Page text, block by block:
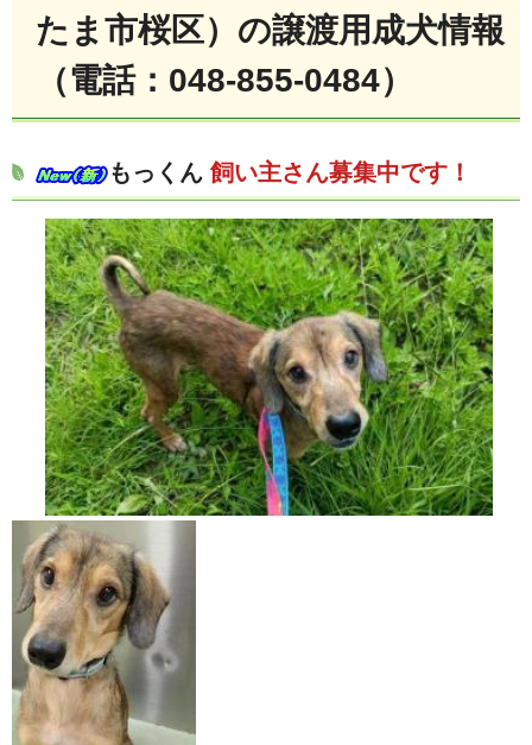
たま市桜区）の譲渡用成犬情報
（電話：048-855-0484）
もっくん 飼い主さん募集中です！